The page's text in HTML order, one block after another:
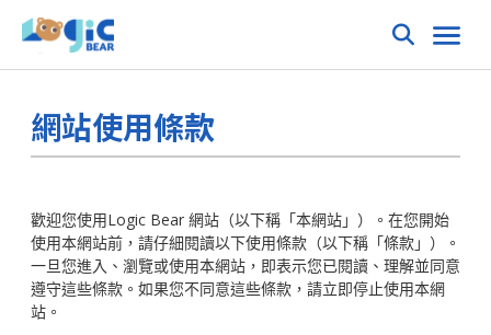
網站使用條款
歡迎您使用Logic Bear 網站（以下稱「本網站」）。在您開始
使用本網站前，請仔細閱讀以下使用條款（以下稱「條款」）。
一旦您進入、瀏覽或使用本網站，即表示您已閱讀、理解並同意
遵守這些條款。如果您不同意這些條款，請立即停止使用本網
站。